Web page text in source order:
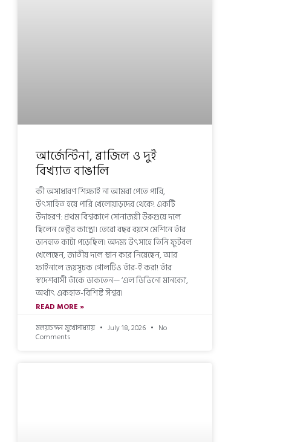
আর্জেন্টিনা, ব্রাজিল ও দুই
বিখ্যাত বাঙালি
কী অসাধারণ শিক্ষাই না আমরা পেতে পারি,
উৎসাহিত হয়ে পারি খেলোয়াড়দের থেকে! একটি
উদাহরণ: প্রথম বিশ্বকাপে সোনাজয়ী উরুগুয়ে দলে
ছিলেন হেক্টর কাস্ত্রো। তেরো বছর বয়সে মেশিনে তাঁর
ডানহাত কাটা পড়েছিল। অদম্য উৎসাহে তিনি ফুটবল
খেলেছেন, জাতীয় দলে স্থান করে নিয়েছেন, আর
ফাইনালে জয়সূচক গোলটিও তাঁর-ই করা! তাঁর
স্বদেশবাসী তাঁকে ডাকতেন— ‘এল ডিভিনো মানকো’,
অর্থাৎ একহাত-বিশিষ্ট ঈশ্বর।
READ MORE »
মলয়চন্দন মুখোপাধ্যায়
July 18, 2026 No
Comments